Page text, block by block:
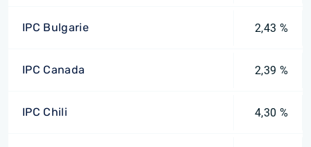
IPC Bulgarie 2,43 %
IPC Canada 2,39 %
IPC Chili 4,30 %